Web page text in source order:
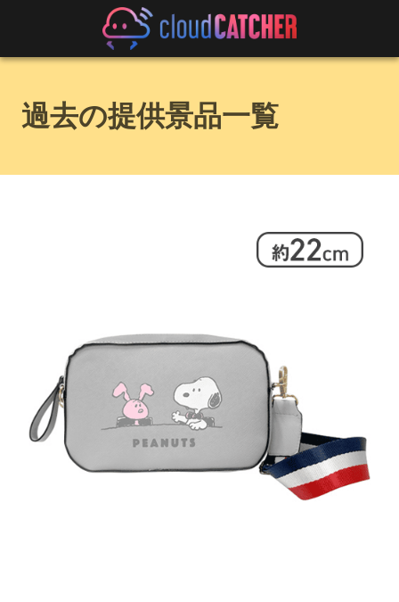
過去の提供景品一覧